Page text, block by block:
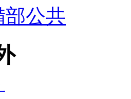
部公共